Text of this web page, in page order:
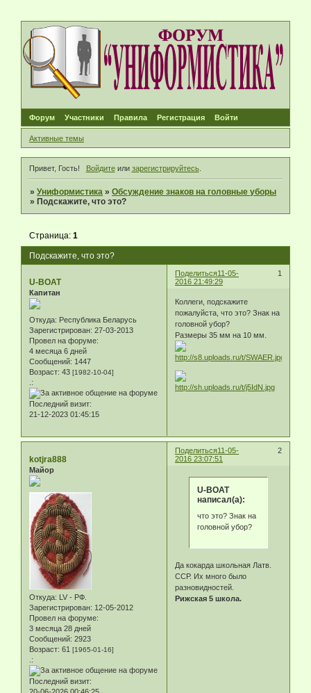
Форум Участники Правила Регистрация Войти
Активные темы
Привет, Гость! Войдитеили зарегистрируйтесь.
»Униформистика »Обсуждение знаков на головные уборы
» Подскажите, что это?
Подскажите, что это?
Страница:1
Поделиться 1
11-05-
2016 21:49:29
U-BOAT
Капитан
Откуда: Республика Беларусь
Зарегистрирован: 27-03-2013
Провел на форуме:
4 месяца 6 дней
Сообщений: 1447
Возраст: 43 [1982-10-04]
.:
Последний визит:
21-12-2023 01:45:15
Коллеги, подскажите
пожалуйста, что это? Знак на
головной убор?
Размеры 35 мм на 10 мм.
Поделиться 2
11-05-
2016 23:07:51
kotjra888
Майор
Откуда: LV - РФ.
Зарегистрирован: 12-05-2012
Провел на форуме:
3 месяца 28 дней
Сообщений: 2923
Возраст: 61 [1965-01-16]
.:
Последний визит:
U-BOAT
написал(а):
что это? Знак на
головной убор?
Да кокарда школьная Латв.
ССР. Их много было
разновидностей.
Рижская 5 школа.